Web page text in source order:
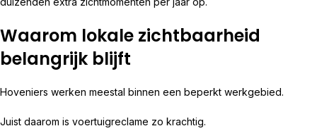
Waarom lokale zichtbaarheid
belangrijk blijft
Hoveniers werken meestal binnen een beperkt werkgebied.
Juist daarom is voertuigreclame zo krachtig.